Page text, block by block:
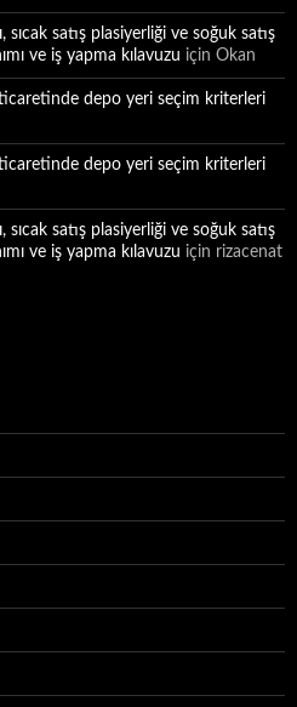
sıcak satış plasiyerliği ve soğuk satış
ve iş yapma kılavuzu için Okan
depo yeri seçim kriterleri
depo yeri seçim kriterleri
sıcak satış plasiyerliği ve soğuk satış
ve iş yapma kılavuzu için rizacenat